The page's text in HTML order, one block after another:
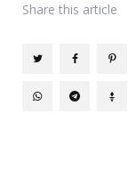
Share this article